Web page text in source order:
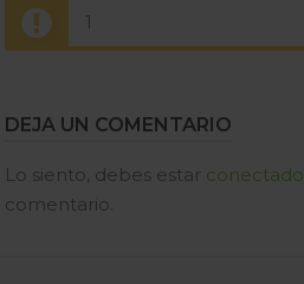
1
DEJA UN COMENTARIO
Lo siento, debes estar conectado
comentario.